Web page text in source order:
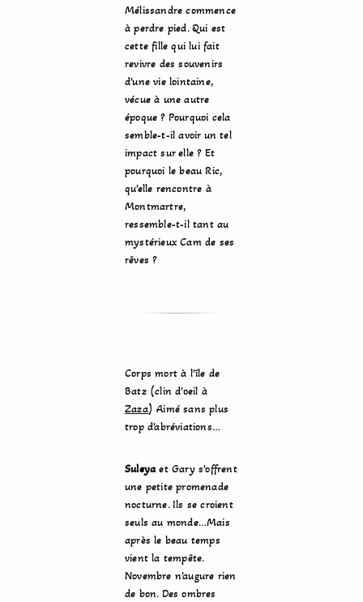
Mélissandre commence
à perdre pied. Qui est
cette fille qui lui fait
revivre des souvenirs
d’une vie lointaine,
vécue à une autre
époque ? Pourquoi cela
semble-t-il avoir un tel
impact sur elle ? Et
pourquoi le beau Ric,
qu’elle rencontre à
Montmartre,
ressemble-t-il tant au
mystérieux Cam de ses
rêves ?
Corps mort à l’île de
Batz (clin d’oeil à
Zaza) Aimé sans plus
trop d’abréviations…
Suleyaet Gary s’offrent
une petite promenade
nocturne. Ils se croient
seuls au monde…Mais
après le beau temps
vient la tempête.
Novembre n’augure rien
de bon. Des ombres